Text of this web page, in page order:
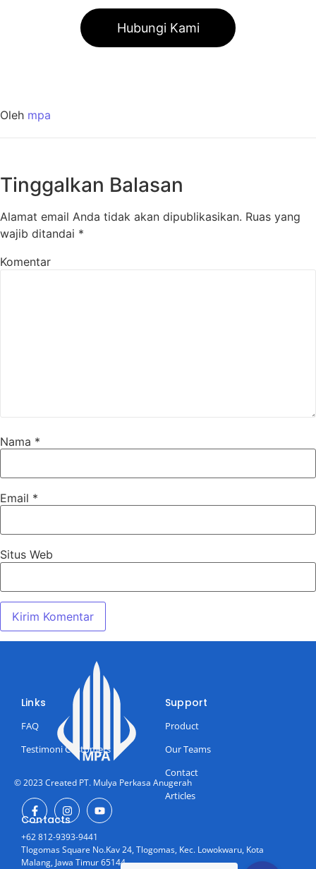
Hubungi Kami
Oleh mpa
Tinggalkan Balasan
Alamat email Anda tidak akan dipublikasikan. Ruas yang
wajib ditandai *
Komentar
Nama *
Email *
Situs Web
© 2023 Created PT. Mulya Perkasa Anugerah
Links
FAQ
Testimoni Customers
Support
Product
Our Teams
Contact
Articles
Contacts
+62 812-9393-9441
Tlogomas Square No.Kav 24, Tlogomas, Kec. Lowokwaru, Kota
Malang, Jawa Timur 65144